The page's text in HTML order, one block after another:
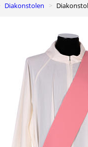
Diakonstolen